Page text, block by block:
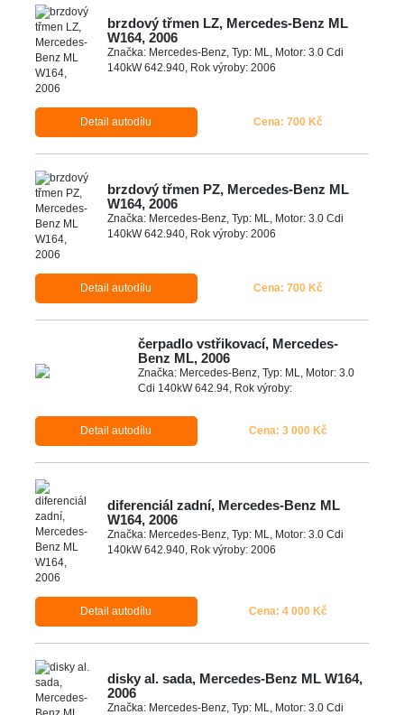
brzdový třmen LZ, Mercedes-Benz ML
W164, 2006
Značka: Mercedes-Benz, Typ: ML, Motor: 3.0 Cdi
140kW 642.940, Rok výroby: 2006
Detail autodílu Cena: 700 Kč
brzdový třmen PZ, Mercedes-Benz ML
W164, 2006
Značka: Mercedes-Benz, Typ: ML, Motor: 3.0 Cdi
140kW 642.940, Rok výroby: 2006
Detail autodílu Cena: 700 Kč
čerpadlo vstřikovací, Mercedes-
Benz ML, 2006
Značka: Mercedes-Benz, Typ: ML, Motor: 3.0
Cdi 140kW 642.94, Rok výroby:
Detail autodílu Cena: 3 000 Kč
diferenciál zadní, Mercedes-Benz ML
W164, 2006
Značka: Mercedes-Benz, Typ: ML, Motor: 3.0 Cdi
140kW 642.940, Rok výroby: 2006
Detail autodílu Cena: 4 000 Kč
disky al. sada, Mercedes-Benz ML W164,
2006
Značka: Mercedes-Benz, Typ: ML, Motor: 3.0 Cdi